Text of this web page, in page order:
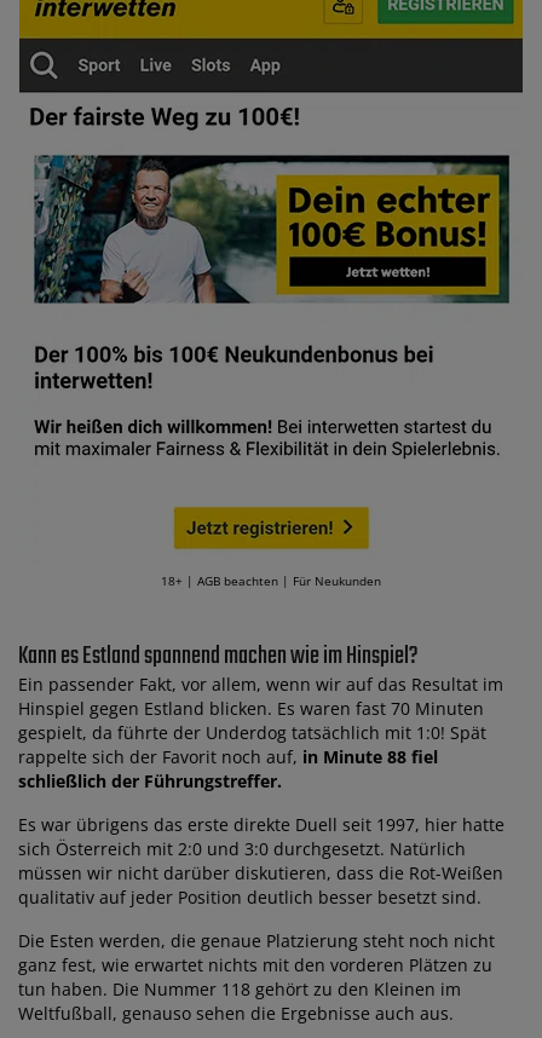
18+ | AGB beachten | Für Neukunden
Kann es Estland spannend machen wie im Hinspiel?
Ein passender Fakt, vor allem, wenn wir auf das Resultat im
Hinspiel gegen Estland blicken. Es waren fast 70 Minuten
gespielt, da führte der Underdog tatsächlich mit 1:0! Spät
rappelte sich der Favorit noch auf, in Minute 88 fiel
schließlich der Führungstreffer.
Es war übrigens das erste direkte Duell seit 1997, hier hatte
sich Österreich mit 2:0 und 3:0 durchgesetzt. Natürlich
müssen wir nicht darüber diskutieren, dass die Rot-Weißen
qualitativ auf jeder Position deutlich besser besetzt sind.
Die Esten werden, die genaue Platzierung steht noch nicht
ganz fest, wie erwartet nichts mit den vorderen Plätzen zu
tun haben. Die Nummer 118 gehört zu den Kleinen im
Weltfußball, genauso sehen die Ergebnisse auch aus.